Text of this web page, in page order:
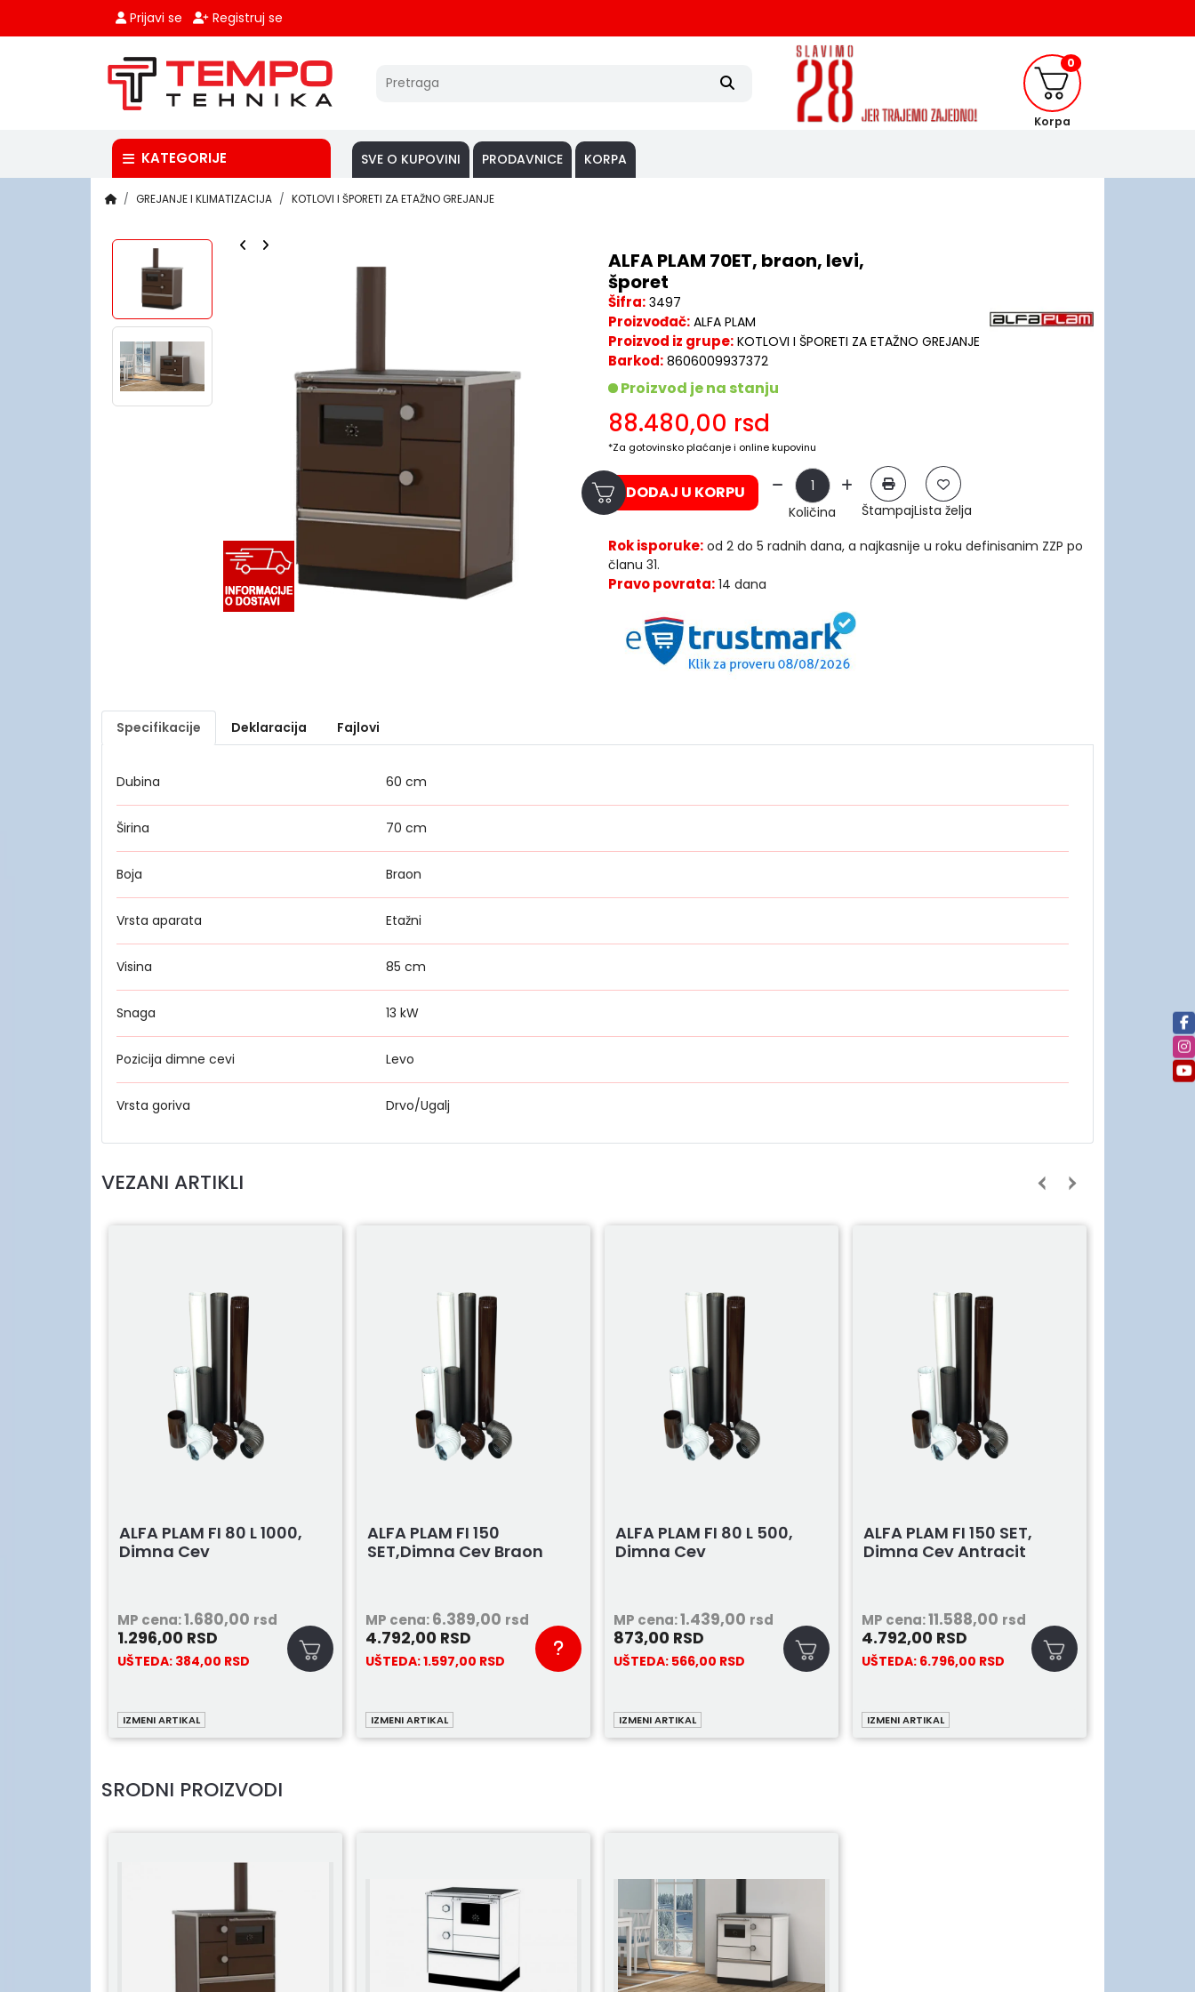
Prijavi se Registruj se
0
Korpa
KATEGORIJE SVE O KUPOVINI PRODAVNICE KORPA
GREJANJE I KLIMATIZACIJA KOTLOVI I ŠPORETI ZA ETAŽNO GREJANJE
ALFA PLAM 70ET, braon, levi,
šporet
Šifra: 3497
Proizvođač: ALFA PLAM
Proizvod iz grupe: KOTLOVI I ŠPORETI ZA ETAŽNO GREJANJE
Barkod: 8606009937372
Proizvod je na stanju
88.480,00 rsd
*Za gotovinsko plaćanje i online kupovinu
DODAJ U KORPU
Količina ŠtampajLista želja
Rok isporuke: od 2 do 5 radnih dana, a najkasnije u roku definisanim ZZP po
članu 31.
Pravo povrata: 14 dana
Specifikacije Deklaracija Fajlovi
Dubina 60 cm
Širina 70 cm
Boja Braon
Vrsta aparata Etažni
Visina 85 cm
Snaga 13 kW
Pozicija dimne cevi Levo
Vrsta goriva Drvo/Ugalj
VEZANI ARTIKLI
ALFA PLAM FI 80 L 1000,
Dimna Cev
MP cena:1.680,00 rsd
1.296,00 RSD
UŠTEDA: 384,00 RSD
IZMENI ARTIKAL
ALFA PLAM FI 150
SET,dimna Cev Braon
MP cena:6.389,00 rsd
4.792,00 RSD
UŠTEDA:1.597,00 RSD
IZMENI ARTIKAL
ALFA PLAM FI 80 L 500,
Dimna Cev
MP cena:1.439,00 rsd
873,00 RSD
UŠTEDA: 566,00 RSD
IZMENI ARTIKAL
ALFA PLAM FI 150 SET,
Dimna Cev Antracit
MP cena:11.588,00 rsd
4.792,00 RSD
UŠTEDA: 6.796,00 RSD
IZMENI ARTIKAL
SRODNI PROIZVODI